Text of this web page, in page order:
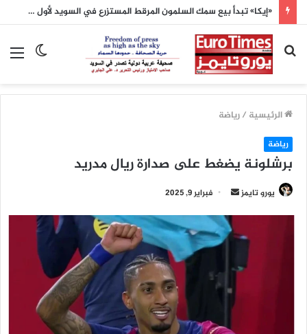
«إيكا» تبدأ بيع سمك السلمون المرقط المستزرع في السويد لأول مرة
الوضع
بحث
عن
الرئيسية /رياضة
رياضة
برشلونة يضغط على صدارة ريال مدريد
يورو تايمز
أرسل
إلكترونيا
فبراير 9, 2025